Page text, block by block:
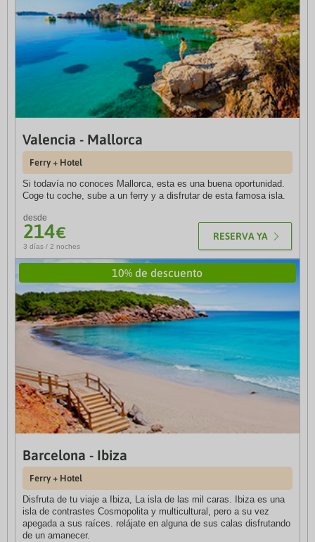
Valencia - Mallorca
Ferry + Hotel
Si todavía no conoces Mallorca, esta es una buena oportunidad.
Coge tu coche, sube a un ferry y a disfrutar de esta famosa isla.
desde
214€
3 días / 2 noches
RESERVA YA
10% de descuento
Barcelona - Ibiza
Ferry + Hotel
Disfruta de tu viaje a Ibiza, La isla de las mil caras. Ibiza es una
isla de contrastes Cosmopolita y multicultural, pero a su vez
apegada a sus raíces. relájate en alguna de sus calas disfrutando
de un amanecer.
Ibiza - Denia
Ferry + Hotel
Si te apetece visitar la Costa Blanca, toma un ferry desde Ibiza y
en tan solo unas horas estarás en la península.
desde
256€
4 días / 3 noches
RESERVA YA
10% de descuento
Mallorca - Denia
Ferry + Hotel
Coge un ferry para visitar uno de los mejores lugares de la Costa
Blanca y vivirás todo su encanto.
desde